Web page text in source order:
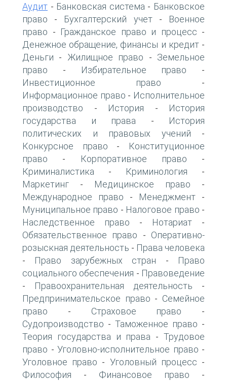
Аудит - Банковская система - Банковское
право - Бухгалтерский учет-
Военное
право - Гражданское право и процесс -
Денежное обращение, финансы и кредит-
Деньги - Жилищное право - Земельное
право - Избирательное право -
Инвестиционное право -
Информационное право - Исполнительное
производство - История -
История
государства и права -
История
политических и правовых учений -
Конкурсное право -
Конституционное
право - Корпоративное право -
Криминалистика - Криминология -
Маркетинг - Медицинское право -
Международное право - Менеджмент -
Муниципальное право - Налоговое право -
Наследственное право - Нотариат -
Обязательственное право - Оперативно-
розыскная деятельность - Права человека
- Право зарубежных стран -
Право
социального обеспечения - Правоведение
- Правоохранительная деятельность -
Предпринимательское право - Семейное
право - Страховое право -
Судопроизводство - Таможенное право -
Теория государства и права -Трудовое
право - Уголовно-исполнительное право -
Уголовное право - Уголовный процесс -
Философия - Финансовое право -